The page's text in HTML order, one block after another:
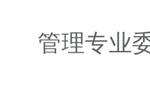
管理专业